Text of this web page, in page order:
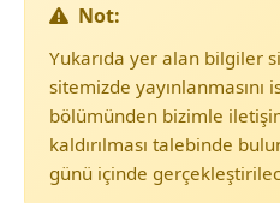
Not:
Yukarıda yer alan bilgiler
sitemizde yayınlanmasını
bölümünden bizimle
kaldırılması talebinde
günü içinde